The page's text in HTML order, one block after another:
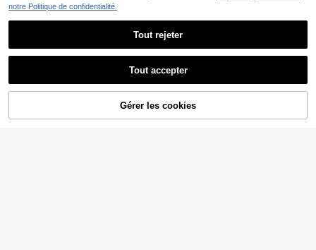
AJOUTER AU PANIER
notre Politique de confidentialité.
Tout rejeter
Tout accepter
Gérer les cookies